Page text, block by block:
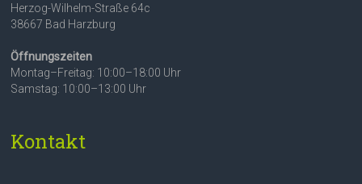
Herzog-Wilhelm-Straße 64c
38667 Bad Harzburg
Öffnungszeiten
Montag–Freitag: 10:00–18:00 Uhr
Samstag: 10:00–13:00 Uhr
Kontakt